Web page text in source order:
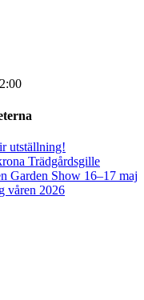
utställning!
Trädgårdsgille
Garden Show 16–17 maj
våren 2026